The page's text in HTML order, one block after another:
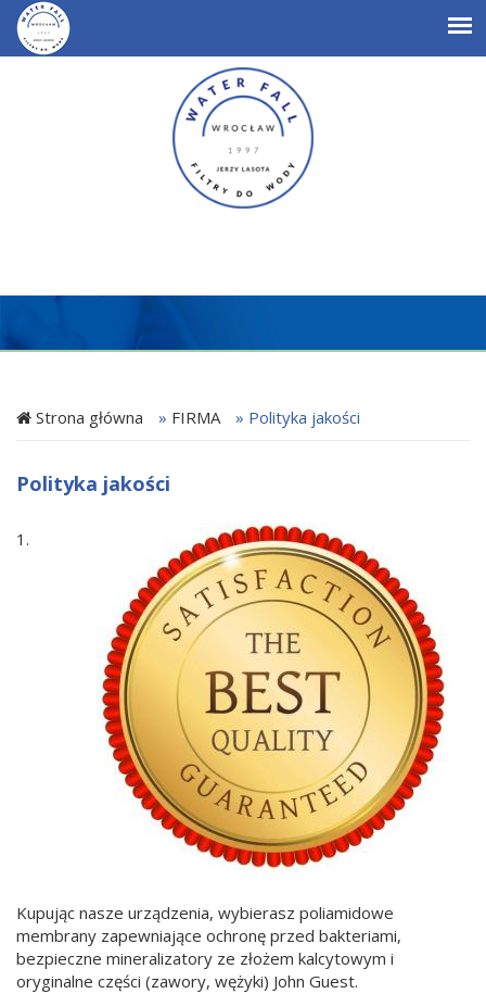
Strona główna » FIRMA » Polityka jakości
Polityka jakości
1.
Kupując nasze urządzenia, wybierasz poliamidowe
membrany zapewniające ochronę przed bakteriami,
bezpieczne mineralizatory ze złożem kalcytowym i
oryginalne części (zawory, wężyki) John Guest.